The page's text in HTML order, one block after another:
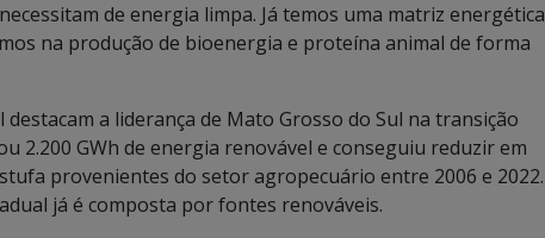
de energia limpa. Já temos uma matriz energética
na produção de bioenergia e proteína animal de forma
a liderança de Mato Grosso do Sul na transição
2.200 GWh de energia renovável e conseguiu reduzir em
provenientes do setor agropecuário entre 2006 e 2022.
já é composta por fontes renováveis.